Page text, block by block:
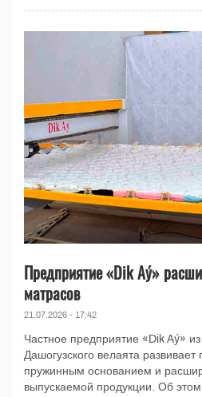
Предприятие «Dik Aý»
матрасов
21.07.2026 - 17:42
Частное предприятие «Dik Aý»
Дашогузского велаята
пружинным основанием и
выпускаемой продукции. Об этом